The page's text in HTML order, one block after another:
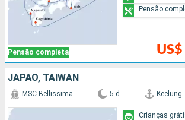
Pensão completa
Pensão
JAPÃO, TAIWAN
MSC Bellissima 5 d Keelung
Crianças